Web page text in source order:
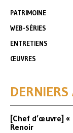
PATRIMOINE
WEB-SÉRIES
ENTRETIENS
ŒUVRES
DERNIERS
[Chef d’œuvre] «
Renoir